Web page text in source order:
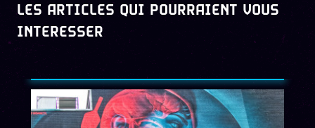
LES ARTICLES QUI POURRAIENT VOUS
INTERESSER